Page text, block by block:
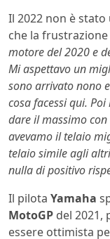
Il 2022 non è
che la
motore del 2020 e
Mi aspettavo un
sono arrivato nono
cosa facessi qui.
dare il massimo
avevamo il telaio
telaio simile agli
nulla di positivo
Il pilota Yamaha
MotoGP del 2021,
essere ottimista